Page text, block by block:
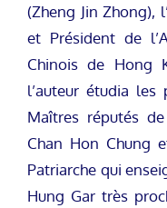
(Zheng Jin Zhong),
et Président de
Chinois de Hong
l’auteur étudia les
Maîtres réputés
Chan Hon Chung
Patriarche qui
Hung Gar très